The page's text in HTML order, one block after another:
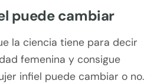
puede cambiar
la ciencia tiene para decir
femenina y consigue
infiel puede cambiar o no.